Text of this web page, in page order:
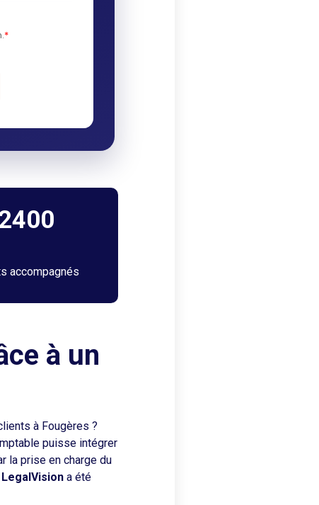
accompagnés
à un
à Fougères ?
puisse intégrer
la prise en charge du
a été